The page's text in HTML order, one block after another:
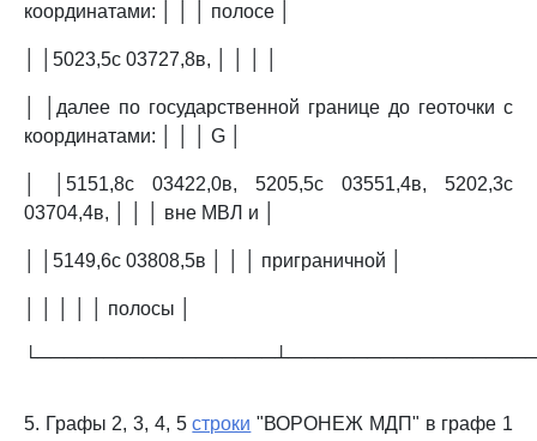
координатами: │ │ │ полосе │
│ │5023,5с 03727,8в, │ │ │ │
│ │далее по государственной границе до геоточки с
координатами: │ │ │ G │
│ │5151,8с 03422,0в, 5205,5с 03551,4в, 5202,3с
03704,4в, │ │ │ вне МВЛ и │
│ │5149,6с 03808,5в │ │ │ приграничной │
│ │ │ │ │ полосы │
5. Графы 2, 3, 4, 5строки "ВОРОНЕЖ МДП" в графе 1